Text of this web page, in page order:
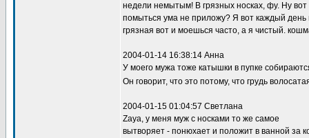
недели немытым! В грязных носках, фу. Ну вот
помыться ума не приложу? Я вот каждый день
грязная вот и моешься часто, а я чистый.
2004-01-14 16:38:14 Анна
У моего мужа тоже катышки в пупке
Он говорит, что это потому, что грудь
2004-01-15 01:04:57 Светлана
Zaya, у меня муж с носками то же самое
вытворяет - понюхает и положит в ванной за